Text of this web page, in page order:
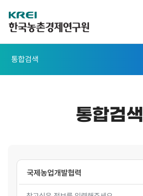
한
국
농
통합검색
통합검색
국제농업개발협력